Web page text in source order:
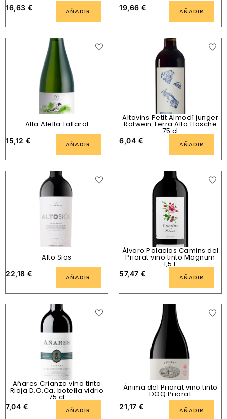
16,63 € AÑADIR 19,66 € AÑADIR
Alta Alella Tallarol
15,12 € AÑADIR
Altavins Petit Almodí junger
Rotwein Terra Alta Flasche
75 cl
6,04 € AÑADIR
Alto Sios
22,18 € AÑADIR
Álvaro Palacios Camins del
Priorat vino tinto Magnum
1,5 L
57,47 € AÑADIR
Añares Crianza vino tinto
Rioja D.O.Ca. botella vidrio
75 cl
7,04 € AÑADIR
Ànima del Priorat vino tinto
DOQ Priorat
21,17 € AÑADIR